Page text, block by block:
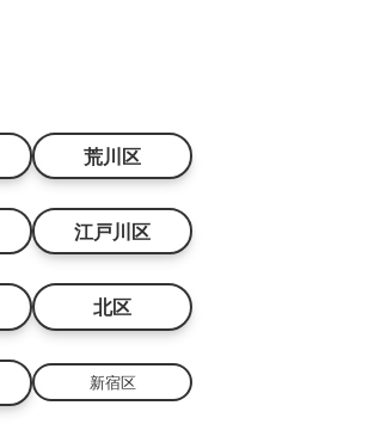
荒川区
江戸川区
北区
新宿区